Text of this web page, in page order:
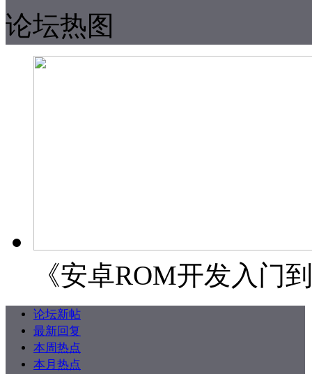
论坛热图
《安卓ROM开发入门
论坛新帖
最新回复
本周热点
本月热点